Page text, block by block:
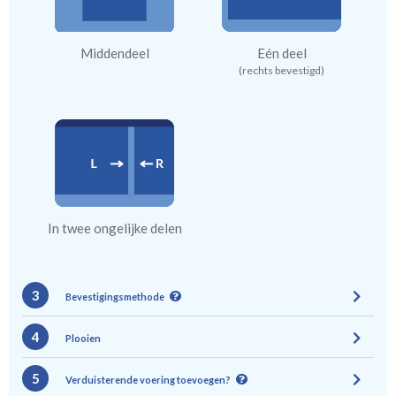
Middendeel Eén deel
(rechts bevestigd)
In twee ongelijke delen
3 Bevestigingsmethode
4 Plooien
5 Verduisterende voering toevoegen?